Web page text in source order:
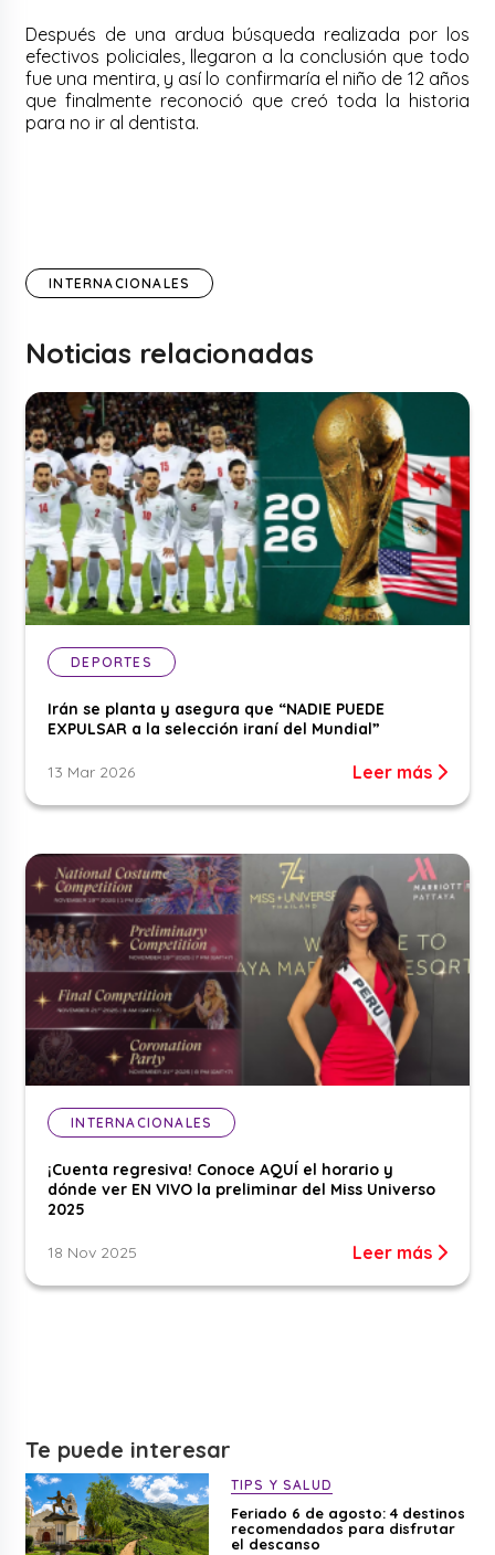
Después de una ardua búsqueda realizada por los
efectivos policiales, llegaron a la conclusión que todo
fue una mentira, y así lo confirmaría el niño de 12 años
que finalmente reconoció que creó toda la historia
para no ir al dentista.
INTERNACIONALES
Noticias relacionadas
DEPORTES
Irán se planta y asegura que “NADIE PUEDE
EXPULSAR a la selección iraní del Mundial”
13 Mar 2026 Leer más
INTERNACIONALES
¡Cuenta regresiva! Conoce AQUÍ el horario y
dónde ver EN VIVO la preliminar del Miss Universo
2025
18 Nov 2025 Leer más
Te puede interesar
TIPS Y SALUD
Feriado 6 de agosto: 4 destinos
recomendados para disfrutar
el descanso